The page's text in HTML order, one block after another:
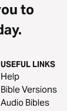
to
USEFUL LINKS
Help
Bible Versions
Audio Bibles